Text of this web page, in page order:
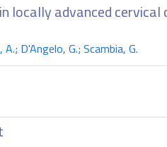
locally advanced
D'Angelo, G.; Scambia, G.